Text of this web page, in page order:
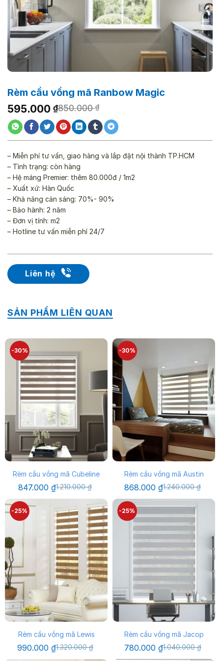
Rèm cầu vồng mã Ranbow Magic
850.000₫
Giá
gốc
là:
850.000 ₫.
595.000 ₫
Giá
hiện
tại
là:
595.000 ₫.
Liên hệ
– Miễn phí tư vấn, giao hàng và lắp đặt nội thành TP.HCM
– Tình trạng: còn hàng
– Hệ máng Premier: thêm 80.000đ / 1m2
– Xuất xứ: Hàn Quốc
– Khả năng cản sáng: 70%- 90%
– Bảo hành: 2 năm
– Đơn vị tính: m2
– Hotline tư vấn miễn phí 24/7
SẢN PHẨM LIÊN QUAN
-30%
Rèm cầu vồng mã Cubeline
1.210.000₫
Giá
1.210.000 ₫.
847.000₫Giá
là:
847.000 ₫.
-30%
Rèm cầu vồng mã Austin
1.240.000₫
Giá
1.240.000 ₫.
868.000₫Giá
là:
868.000 ₫.
-25%
Rèm cầu vồng mã Lewis
1.320.000₫
Giá
990.000 ₫Giá
-25%
Rèm cầu vồng mã Jacop
1.040.000₫
Giá
780.000 ₫Giá